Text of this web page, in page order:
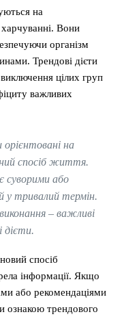
на
харчуванні. Вони
організм
Трендові дієти
цілих груп
важливих
орієнтовані на
спосіб життя.
суворими або
у тривалий термін.
– важливі
дієти.
спосіб
інформації. Якщо
або рекомендаціями
ознакою трендового